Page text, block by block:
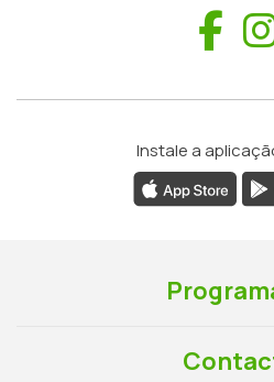
Instale a